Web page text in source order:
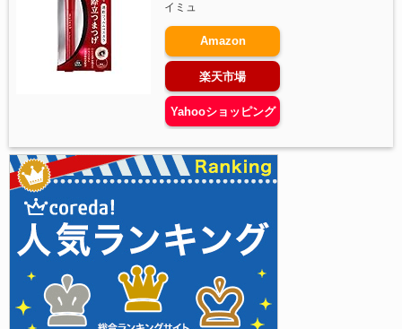
イミュ
Amazon
楽天市場
Yahooショッピング